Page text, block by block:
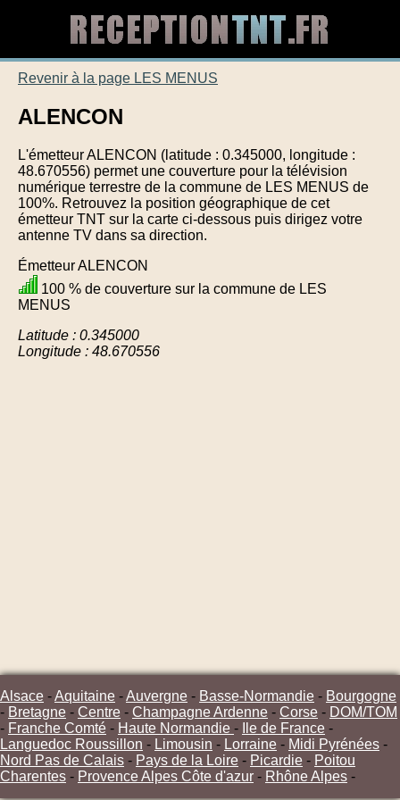
Revenir à la page LES MENUS
ALENCON
L'émetteur ALENCON (latitude : 0.345000, longitude :
48.670556) permet une couverture pour la télévision
numérique terrestre de la commune de LES MENUS de
100%. Retrouvez la position géographique de cet
émetteur TNT sur la carte ci-dessous puis dirigez votre
antenne TV dans sa direction.
Émetteur ALENCON
100 % de couverture sur la commune de LES
MENUS
Latitude : 0.345000
Longitude : 48.670556
Alsace -Aquitaine -Auvergne - Basse-Normandie - Bourgogne
- Bretagne - Centre - Champagne Ardenne - Corse - DOM/TOM
- Franche Comté - Haute Normandie - Ile de France -
Languedoc Roussillon - Limousin - Lorraine - Midi Pyrénées -
Nord Pas de Calais - Pays de la Loire - Picardie - Poitou
Charentes - Provence Alpes Côte d'azur - Rhône Alpes -